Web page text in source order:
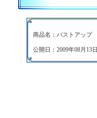
商品名：バストアップ
公開日：2009年08月13日